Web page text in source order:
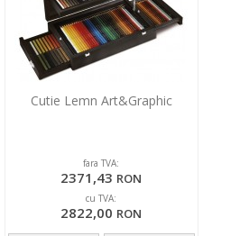
Cutie Lemn Art&Graphic
fara TVA:
2371,43 RON
cu TVA:
2822,00 RON